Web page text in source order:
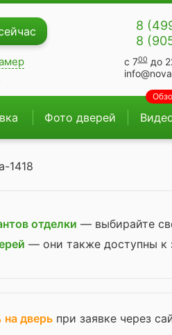
8
8
с 700до
Фото дверей
1418
отделки — выбирайте
— они также доступны к
на дверь при заявке через